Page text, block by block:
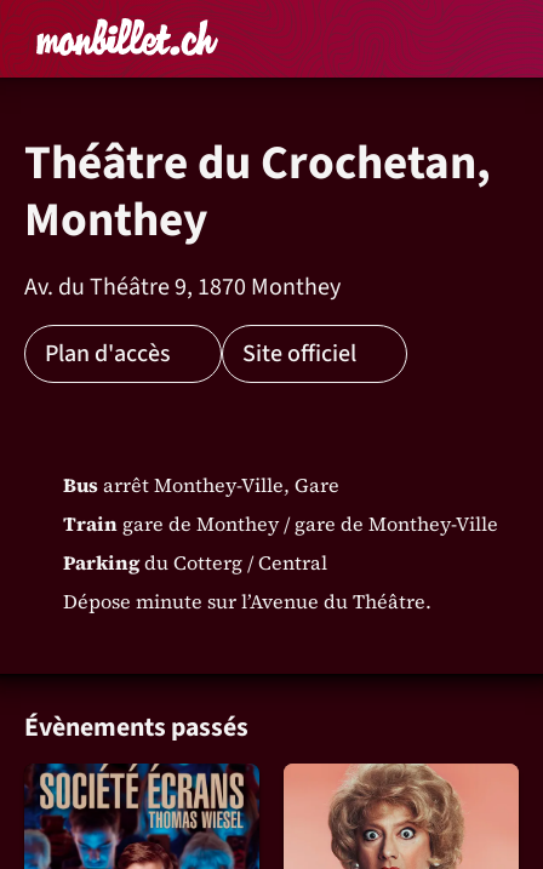
Accueil Rechercher un
Panier
Théâtre du Crochetan,
Monthey
Av. du Théâtre 9, 1870 Monthey
Plan d'accès
Site officiel
Busarrêt Monthey-Ville, Gare
Train gare de Monthey / gare de Monthey-Ville
Parkingdu Cotterg / Central
Dépose minute sur l’Avenue du Théâtre.
Évènements passés